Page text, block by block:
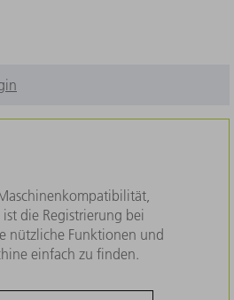
die Registrierung bei
nützliche Funktionen und
einfach zu finden.